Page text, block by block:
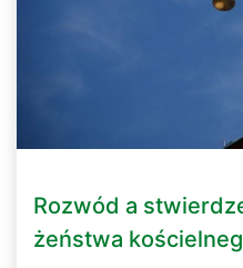
Rozwód a
żeństwa